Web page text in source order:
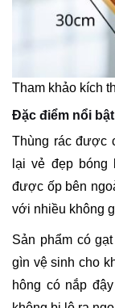
Tham khảo kích
Đặc điểm nổi
Thùng rác được
lại vẻ đẹp
được ốp bên
với nhiều không
Sản phẩm có
gìn vệ sinh cho
hông có nắp